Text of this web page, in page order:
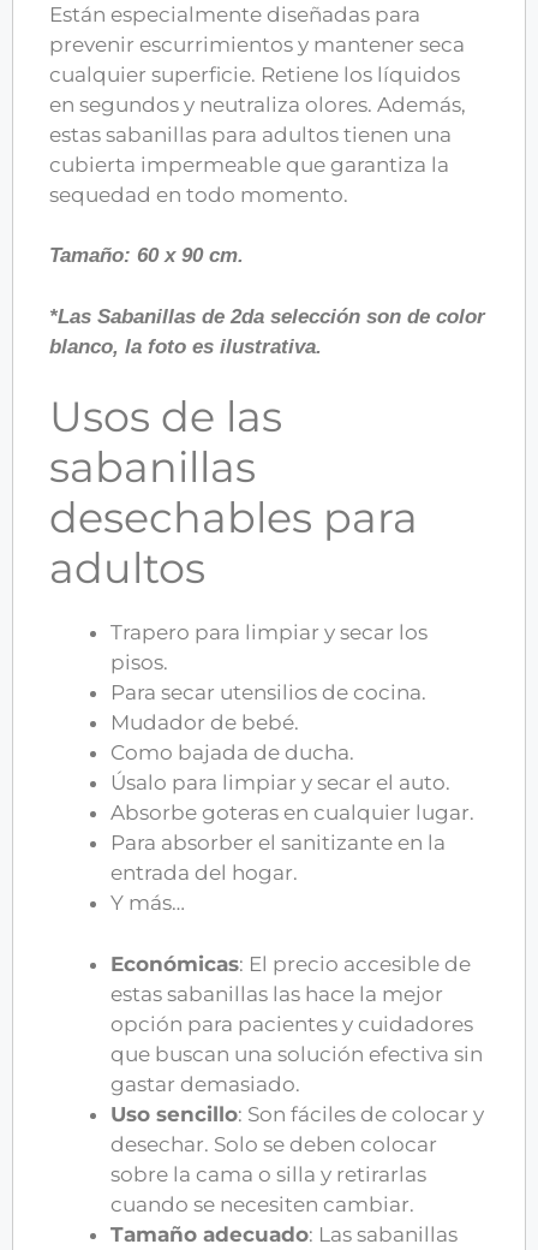
Están especialmente diseñadas para
prevenir escurrimientos y mantener seca
cualquier superficie. Retiene los líquidos
en segundos y neutraliza olores. Además,
estas sabanillas para adultos tienen una
cubierta impermeable que garantiza la
sequedad en todo momento.
Tamaño: 60 x 90 cm.
*Las Sabanillas de 2da selección son de color
blanco, la foto es ilustrativa.
Usos de las
sabanillas
desechables para
adultos
Trapero para limpiar y secar los
pisos.
Para secar utensilios de cocina.
Mudador de bebé.
Como bajada de ducha.
Úsalo para limpiar y secar el auto.
Absorbe goteras en cualquier lugar.
Para absorber el sanitizante en la
entrada del hogar.
Y más…
Económicas: El precio accesible de
estas sabanillas las hace la mejor
opción para pacientes y cuidadores
que buscan una solución efectiva sin
gastar demasiado.
Uso sencillo: Son fáciles de colocar y
desechar. Solo se deben colocar
sobre la cama o silla y retirarlas
cuando se necesiten cambiar.
Tamaño adecuado: Las sabanillas